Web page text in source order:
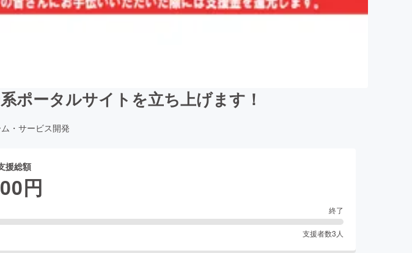
ポータルサイトを立ち上げます！
・サービス開発
援総額
円
終了
支援者数3 人